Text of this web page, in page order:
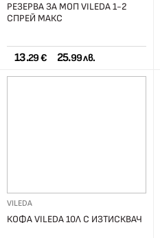
РЕЗЕРВА ЗА МОП VILEDA 1-2
СПРЕЙ МАКС
13.29 € 25.99 лв.
VILEDA
КОФА VILEDA 10Л С ИЗТИСКВАЧ